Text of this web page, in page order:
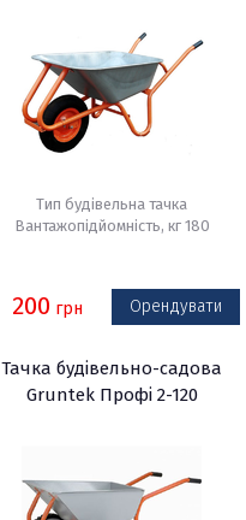
Тип будівельна тачка
Вантажопідйомність, кг 180
200 грн Орендувати
Тачка будівельно-садова
Gruntek Профі 2-120